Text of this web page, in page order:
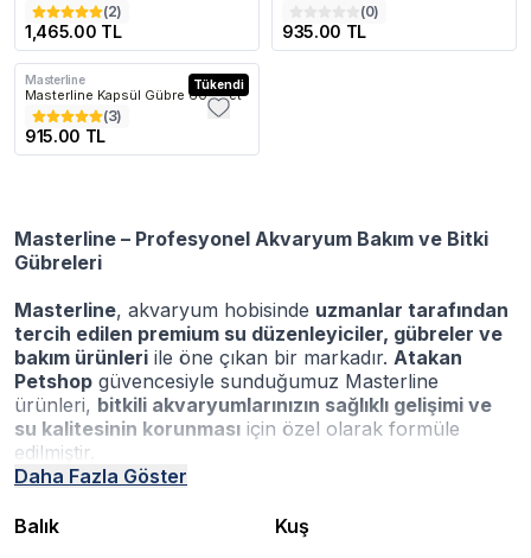
(2)
1,465.00 TL
(0)
935.00 TL
Kargo Bedava Tükendi
Masterline
Masterline Kapsül Gübre 60 Adet
(3)
915.00 TL
Masterline – Profesyonel Akvaryum Bakım ve Bitki
Gübreleri
Masterline, akvaryum hobisinde uzmanlar tarafından
tercih edilen premium su düzenleyiciler, gübreler ve
bakım ürünleri ile öne çıkan bir markadır. Atakan
Petshop güvencesiyle sunduğumuz Masterline
ürünleri, bitkili akvaryumlarınızın sağlıklı gelişimi ve
su kalitesinin korunması için özel olarak formüle
edilmiştir.
Masterline, akvaryum bitkilerinin sağlıklı gelişimi ve
olarak formüle edilmiş gübreler ve su düzenleyicileriyle
Daha Fazla Göster
Balık Kuş